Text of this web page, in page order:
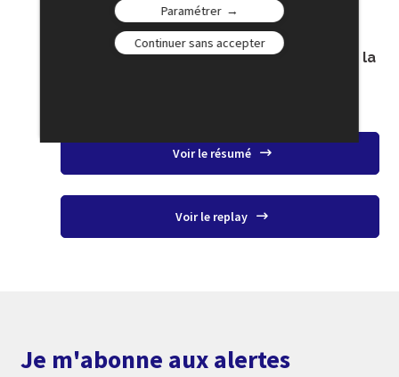
15:00
PLÉNIÈRE 7
Un monde, plusieurs visions : qui impose la
Voir le résumé
Voir le replay
Je m'abonne aux alertes
Paramétrer
Continuer sans accepter